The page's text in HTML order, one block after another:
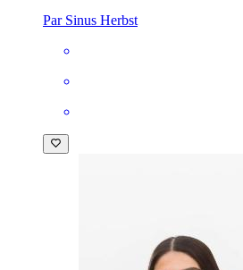
Par Sinus Herbst